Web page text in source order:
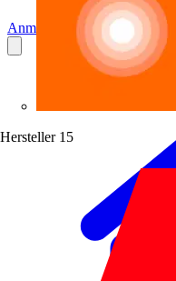
Hersteller 15
Anmelden Registrierung